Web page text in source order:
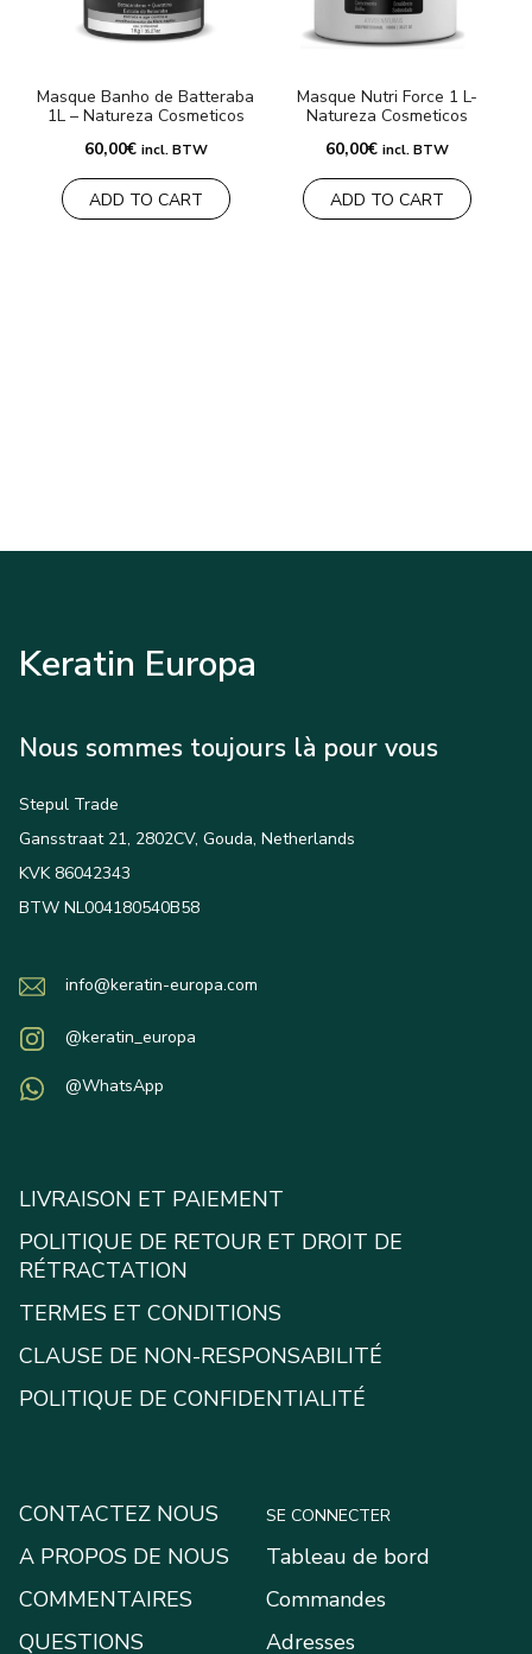
Masque Banho de Batteraba
1L – Natureza Cosmeticos
60,00€ incl. BTW
ADD TO CART
Masque Nutri Force 1 L-
Natureza Cosmeticos
60,00€ incl. BTW
ADD TO CART
Keratin Europa
Nous sommes toujours là pour vous
Stepul Trade
Gansstraat 21, 2802CV, Gouda, Netherlands
KVK 86042343
BTW NL004180540B58
info@keratin-europa.com
@keratin_europa
@WhatsApp
LIVRAISON ET PAIEMENT
POLITIQUE DE RETOUR ET DROIT DE
RÉTRACTATION
TERMES ET CONDITIONS
CLAUSE DE NON-RESPONSABILITÉ
POLITIQUE DE CONFIDENTIALITÉ
CONTACTEZ NOUS
A PROPOS DE NOUS
COMMENTAIRES
QUESTIONS
SE CONNECTER
Tableau de bord
Commandes
Adresses